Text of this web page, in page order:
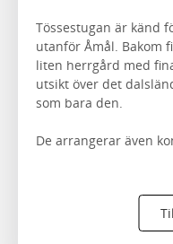
Tössestugan är känd
utanför Åmål. Bakom
liten herrgård med
utsikt över det
som bara den.
De arrangerar även